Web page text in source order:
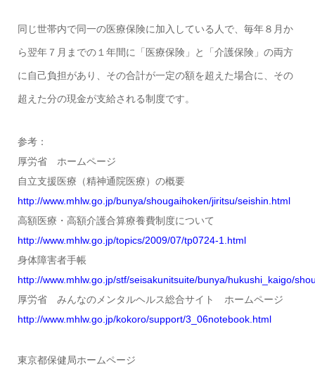
同じ世帯内で同一の医療保険に加入している人で、毎年８月か
ら翌年７月までの１年間に「医療保険」と「介護保険」の両方
に自己負担があり、その合計が一定の額を超えた場合に、その
超えた分の現金が支給される制度です。
参考：
厚労省 ホームページ
自立支援医療（精神通院医療）の概要
http://www.mhlw.go.jp/bunya/shougaihoken/jiritsu/seishin.html
高額医療・高額介護合算療養費制度について
http://www.mhlw.go.jp/topics/2009/07/tp0724-1.html
身体障害者手帳
http://www.mhlw.go.jp/stf/seisakunitsuite/bunya/hukushi_kaigo/
厚労省 みんなのメンタルヘルス総合サイト ホームページ
http://www.mhlw.go.jp/kokoro/support/3_06notebook.html
東京都保健局ホームページ